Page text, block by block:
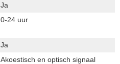
Ja
0-24 uur
Ja
Akoestisch en optisch signaal